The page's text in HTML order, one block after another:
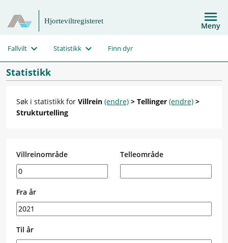
Hjorteviltregisteret Meny
Fallvilt Statistikk Finn dyr
Statistikk
Søk i statistikk for Villrein (endre) > Tellinger (endre) >
Strukturtelling
Villreinområde Telleområde
Fra år
Til år